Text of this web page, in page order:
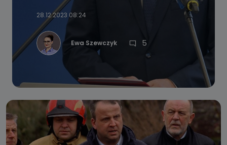
28.12.2023 08:24
Ewa Szewczyk 5